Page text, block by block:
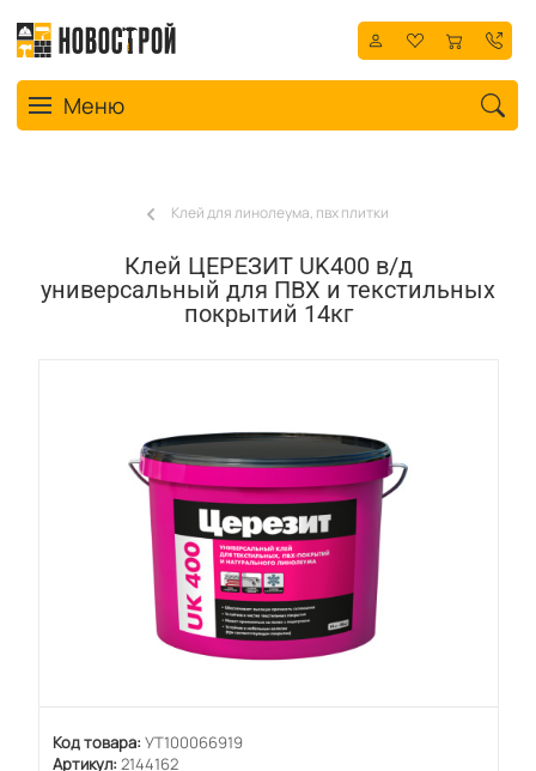
Toggle navigation
Меню
Клей для линолеума, пвх плитки
Клей ЦЕРЕЗИТ UK400 в/д
универсальный для ПВХ и текстильных
покрытий 14кг
Код товара: УТ100066919
Артикул: 2144162